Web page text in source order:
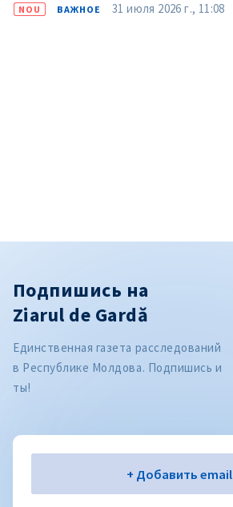
NOU ВАЖНОЕ 31 июля 2026 г., 11:08
Подпишись на
Ziarul de Gardă
Единственная газета расследований
в Республике Молдова. Подпишись и
ты!
Электронная почта+ Добавить email